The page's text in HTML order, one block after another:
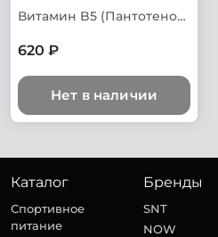
Витамин B5 (Пантотеновая кислота)
620 ₽
Нет в наличии
Каталог
Спортивное
питание
Бренды
SNT
NOW